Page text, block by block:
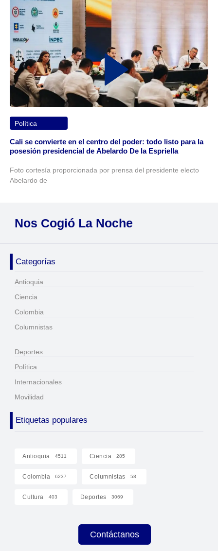
Política
Cali se convierte en el centro del poder: todo listo para la
posesión presidencial de Abelardo De la Espriella
Foto cortesía proporcionada por prensa del presidente electo
Abelardo de
Nos Cogió La Noche
Categorías
Antioquia
Ciencia
Colombia
Columnistas
Deportes
Política
Internacionales
Movilidad
Etiquetas populares
Antioquia 4511 Ciencia 285
Colombia 6237 Columnistas 58
Cultura 403 Deportes 3069
Contáctanos